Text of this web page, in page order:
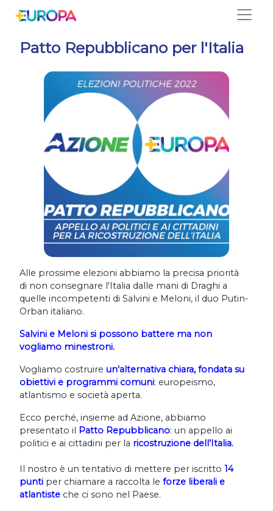
Patto Repubblicano per l'Italia
Alle prossime elezioni abbiamo la precisa priorità
di non consegnare l'Italia dalle mani di Draghi a
quelle incompetenti di Salvini e Meloni, il duo Putin-
Orban italiano.
Salvini e Meloni si possono battere ma non
vogliamo minestroni.
Vogliamo costruire un'alternativa chiara, fondata su
obiettivi e programmi comuni: europeismo,
atlantismo e società aperta.
Ecco perché, insieme ad Azione, abbiamo
presentato il Patto Repubblicano: un appello ai
politici e ai cittadini per la ricostruzione dell’Italia.
Il nostro è un tentativo di mettere per iscritto 14
punti per chiamare a raccolta le forze liberali e
atlantiste che ci sono nel Paese.